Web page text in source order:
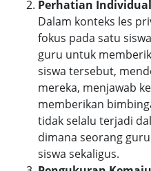
Perhatian Individual
Dalam konteks les
fokus pada satu
guru untuk
siswa tersebut,
mereka, menjawab
memberikan
tidak selalu terjadi
dimana seorang
siswa sekaligus.